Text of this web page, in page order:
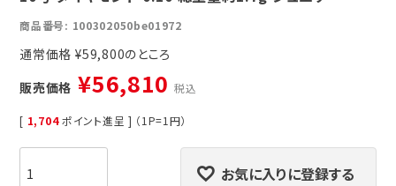
商品番号 100302050be01972
通常価格 ¥59,800
販売価格 ¥56,810 税込
[ 1,704 ポイント進呈 ] （1P=1円）
お気に入りに登録する